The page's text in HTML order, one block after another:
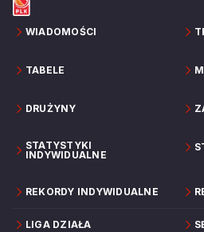
WIADOMOŚCI
TABELE
DRUŻYNY
STATYSTYKI
INDYWIDUALNE
REKORDY INDYWIDUALNE
LIGA DZIAŁA